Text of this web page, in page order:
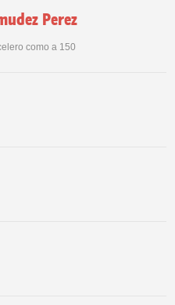
Perez
como a 150